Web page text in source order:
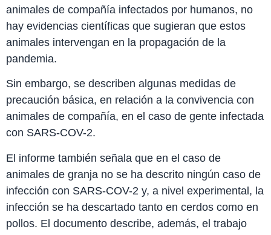
animales de compañía infectados por humanos, no
hay evidencias científicas que sugieran que estos
animales intervengan en la propagación de la
pandemia.
Sin embargo, se describen algunas medidas de
precaución básica, en relación a la convivencia con
animales de compañía, en el caso de gente infectada
con SARS-COV-2.
El informe también señala que en el caso de
animales de granja no se ha descrito ningún caso de
infección con SARS-COV-2 y, a nivel experimental, la
infección se ha descartado tanto en cerdos como en
pollos. El documento describe, además, el trabajo